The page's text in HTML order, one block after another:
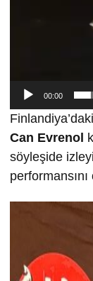
00:00
Can Evrenol
söyleşide
performansını